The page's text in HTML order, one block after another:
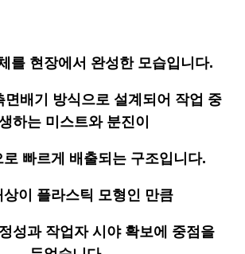
를 현장에서 완성한 모습입니다.
면배기 방식으로 설계되어 작업 중
하는 미스트와 분진이
로 빠르게 배출되는 구조입니다.
상이 플라스틱 모형인 만큼
성과 작업자 시야 확보에 중점을